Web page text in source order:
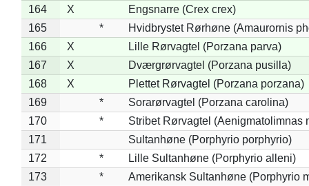
164
X
Engsnarre (Crex crex)
165
*
Hvidbrystet Rørhøne (Amaurornis
166
X
Lille Rørvagtel (Porzana parva)
167
X
Dværgrørvagtel (Porzana pusilla)
168
X
Plettet Rørvagtel (Porzana porzana)
169
*
Sorarørvagtel (Porzana carolina)
170
*
Stribet Rørvagtel (Aenigmatolimnas
171
Sultanhøne (Porphyrio porphyrio)
172
*
Lille Sultanhøne (Porphyrio alleni)
173
*
Amerikansk Sultanhøne (Porphyrio